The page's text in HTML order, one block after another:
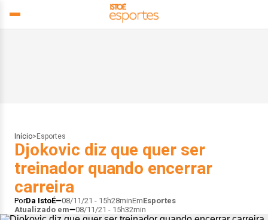
Início> Esportes
Djokovic diz que quer ser
treinador quando encerrar
carreira
PorDa IstoÉ 08/11/21 - 15h28minEmEsportes
Atualizado em
08/11/21 - 15h32min